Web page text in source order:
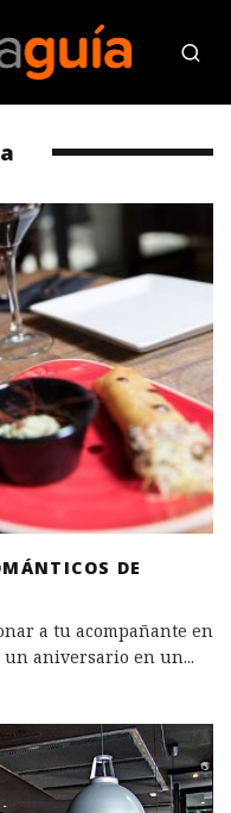
DE
a tu acompañante en
un aniversario en un...